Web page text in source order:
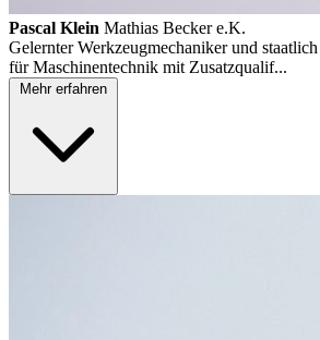
Pascal Klein Mathias Becker e.K.
Gelernter Werkzeugmechaniker und
für Maschinentechnik mit Zusatzqualif...
Mehr erfahren